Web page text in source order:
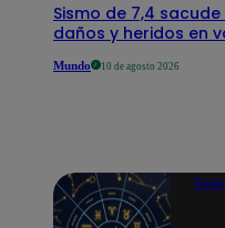
Sismo de 7,4
daños y heridos en
Mundo 10 de agosto 2026